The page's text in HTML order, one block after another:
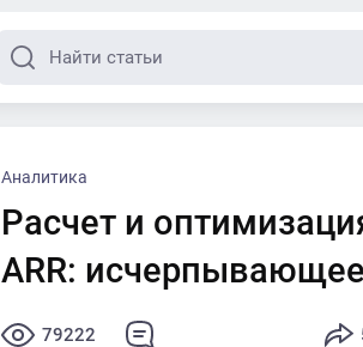
Аналитика
Расчет и
ARR:
79222